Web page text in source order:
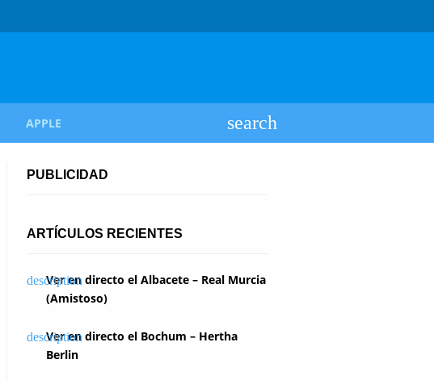
APPLE
PUBLICIDAD
ARTÍCULOS RECIENTES
Ver en directo el Albacete – Real Murcia
(Amistoso)
Ver en directo el Bochum – Hertha
Berlin